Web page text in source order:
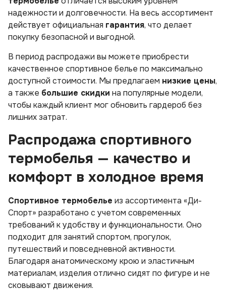
надежности и долговечности. На весь ассортимент
действует официальная гарантия, что делает
покупку безопасной и выгодной.
В период распродажи вы можете приобрести
качественное спортивное белье по максимально
доступной стоимости. Мы предлагаем низкие цены,
а также большие скидки на популярные модели,
чтобы каждый клиент мог обновить гардероб без
лишних затрат.
Распродажа спортивного
термобелья — качество и
комфорт в холодное время
Спортивное термобелье из ассортимента «Ди-
Спорт» разработано с учетом современных
требований к удобству и функциональности. Оно
подходит для занятий спортом, прогулок,
путешествий и повседневной активности.
Благодаря анатомическому крою и эластичным
материалам, изделия отлично сидят по фигуре и не
сковывают движения.